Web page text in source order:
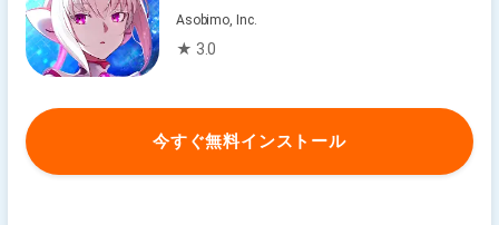
Asobimo, Inc.
★ 3.0
今すぐ無料インストール